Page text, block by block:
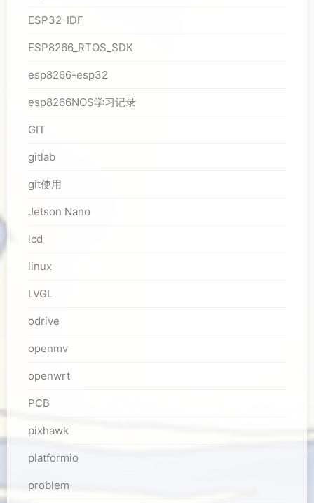
ESP32-IDF
ESP8266_RTOS_SDK
esp8266-esp32
esp8266NOS学习记录
GIT
gitlab
git使用
Jetson Nano
lcd
linux
LVGL
odrive
openmv
openwrt
PCB
pixhawk
platformio
problem